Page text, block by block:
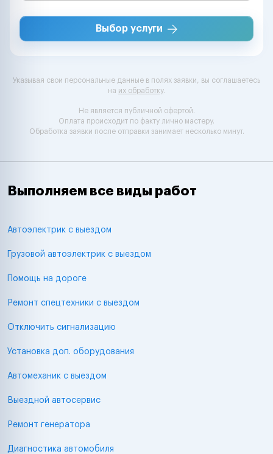
Выбор услуги
Указывая свои персональные данные в полях заявки, вы соглашаетесь
на их обработку.
Не является публичной офертой.
Оплата происходит по факту лично мастеру.
Обработка заявки после отправки занимает несколько минут.
Выполняем все виды работ
Автоэлектрик с выездом
Грузовой автоэлектрик с выездом
Помощь на дороге
Ремонт спецтехники с выездом
Отключить сигнализацию
Установка доп. оборудования
Автомеханик с выездом
Выездной автосервис
Ремонт генератора
Диагностика автомобиля